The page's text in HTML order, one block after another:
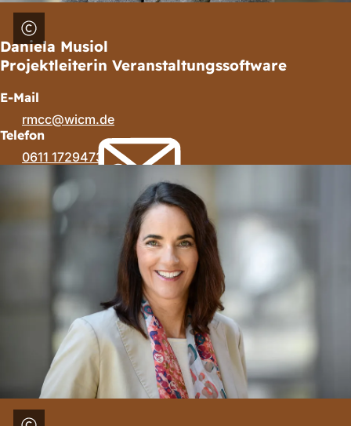
Daniela Musiol
Projektleiterin Veranstaltungssoftware
E-Mail
rmcc
wicm de
Telefon
0611 1729473